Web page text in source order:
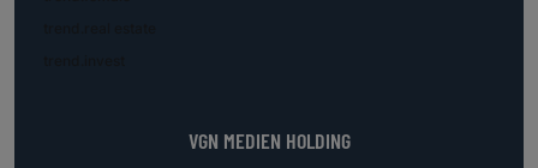
VGN MEDIEN HOLDING